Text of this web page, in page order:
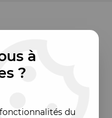
à
?
du